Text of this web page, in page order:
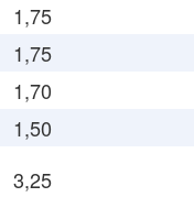
1,75
1,75
1,70
1,50
3,25